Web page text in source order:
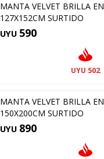
MANTA VELVET BRILLA
127X152CM SURTIDO
UYU 590
UYU 502
MANTA VELVET BRILLA
150X200CM SURTIDO
UYU 890